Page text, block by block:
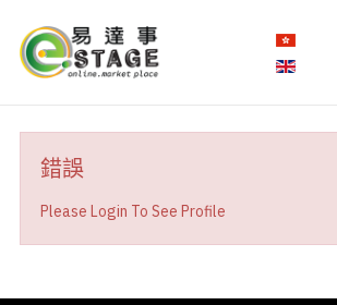
錯誤
Please Login To See Profile